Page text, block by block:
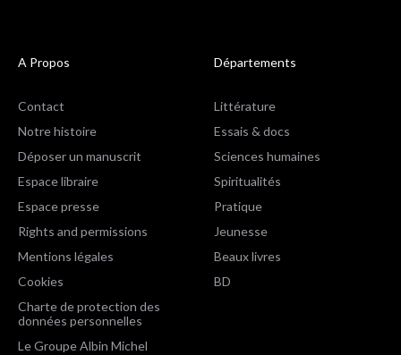
A Propos
Contact
Notre histoire
Déposer un manuscrit
Espace libraire
Espace presse
Rights and permissions
Mentions légales
Cookies
Charte de protection des
données personnelles
Le Groupe Albin Michel
Départements
Littérature
Essais & docs
Sciences humaines
Spiritualités
Pratique
Jeunesse
Beaux livres
BD